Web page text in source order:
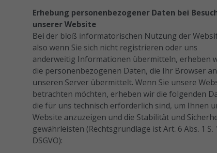
Erhebung personenbezogener Daten bei
unserer Website
Bei der bloß informatorischen Nutzung der
also wenn Sie sich nicht registrieren oder uns
anderweitig Informationen übermitteln, erheben
die personenbezogenen Daten, die Ihr Browser an
unseren Server übermittelt. Wenn Sie unsere
betrachten möchten, erheben wir die folgenden
die für uns technisch erforderlich sind, um Ihnen
Website anzuzeigen und die Stabilität und
gewährleisten (Rechtsgrundlage ist Art. 6 Abs. 1 S.
DSGVO):